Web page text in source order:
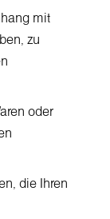
mit
zu
oder
die Ihren